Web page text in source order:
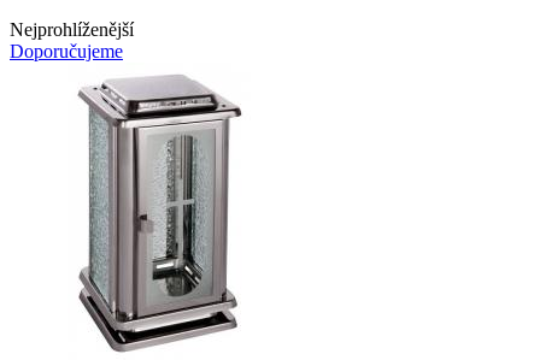
Nejprohlíženější
Doporučujeme